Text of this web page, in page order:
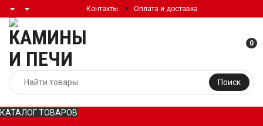
Контакты Оплата и доставка
Поиск
0
КАТАЛОГ ТОВАРОВ